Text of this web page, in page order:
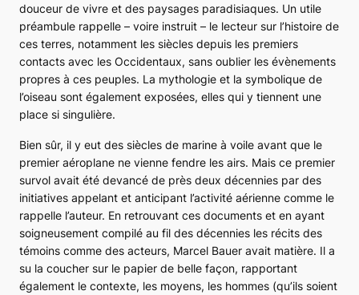
douceur de vivre et des paysages paradisiaques. Un utile
préambule rappelle – voire instruit – le lecteur sur l’histoire de
ces terres, notamment les siècles depuis les premiers
contacts avec les Occidentaux, sans oublier les évènements
propres à ces peuples. La mythologie et la symbolique de
l’oiseau sont également exposées, elles qui y tiennent une
place si singulière.
Bien sûr, il y eut des siècles de marine à voile avant que le
premier aéroplane ne vienne fendre les airs. Mais ce premier
survol avait été devancé de près deux décennies par des
initiatives appelant et anticipant l’activité aérienne comme le
rappelle l’auteur. En retrouvant ces documents et en ayant
soigneusement compilé au fil des décennies les récits des
témoins comme des acteurs, Marcel Bauer avait matière. Il a
su la coucher sur le papier de belle façon, rapportant
également le contexte, les moyens, les hommes (qu’ils soient